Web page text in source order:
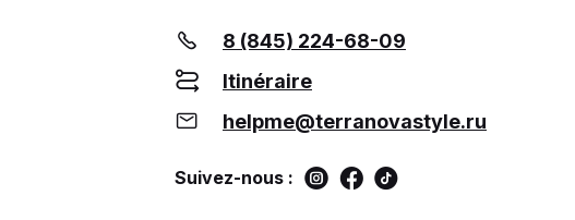
8 (845) 224-68-09
Itinéraire
helpme@terranovastyle.ru
Suivez-nous :